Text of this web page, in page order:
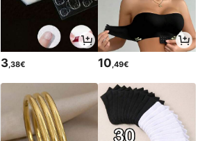
3,38€ 10 ,49€